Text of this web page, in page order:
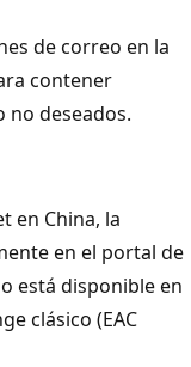
de correo en la
contener
no deseados.
en China, la
en el portal de
está disponible en
clásico (EAC